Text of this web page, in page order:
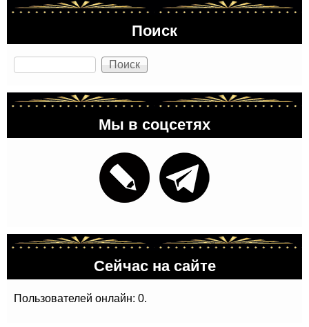
Поиск
Поиск
Мы в соцсетях
Сейчас на сайте
Пользователей онлайн: 0.